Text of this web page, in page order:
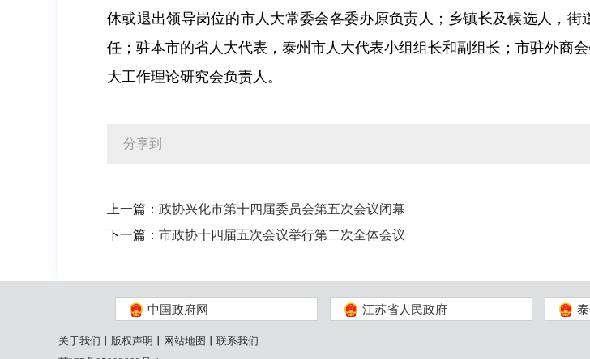
休或退出领导岗位的市人大常委会各委办原负责人；乡镇长及候选人，
任；驻本市的省人大代表，泰州市人大代表小组组长和副组长；市驻外商
大工作理论研究会负责人。
分享到
上一篇： 政协兴化市第十四届委员会第五次会议闭幕
下一篇： 市政协十四届五次会议举行第二次全体会议
中国政府网 江苏省人民政府
关于我们 版权声明 网站地图
联系我们